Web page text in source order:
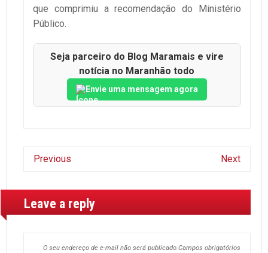
que comprimiu a recomendação do Ministério
Público.
Seja parceiro do Blog Maramais e vire
notícia no Maranhão todo
Envie uma mensagem agora
Previous Next
Leave a reply
O seu endereço de e-mail não será publicado.Campos obrigatórios